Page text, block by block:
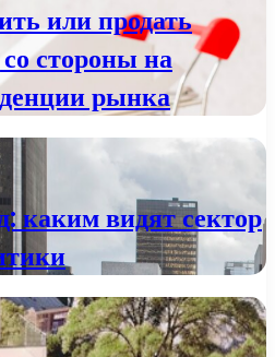
или продать
стороны на
рынка
каким видят сектор